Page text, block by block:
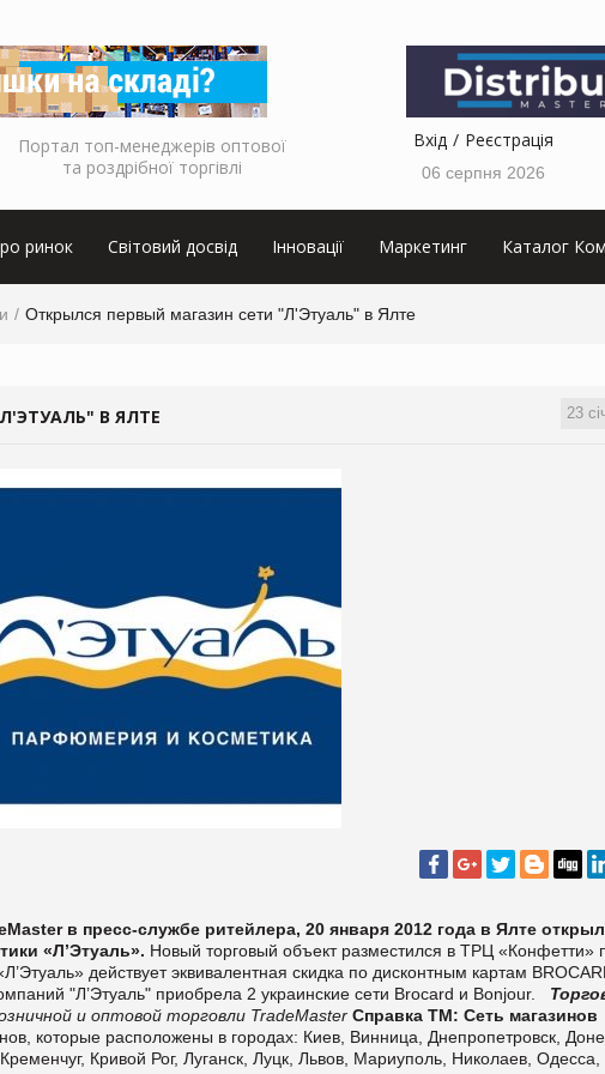
Портал топ-менеджерів оптової
та роздрібної торгівлі
Вхід Реєстрація
06 серпня 2026
ринок Світовий досвід Інновації Маркетинг Каталог
Открылся первый магазин сети "Л'Этуаль" в Ялте
23
В ЯЛТЕ
в пресс-службе ритейлера, 20 января 2012 года в Ялте
«Л’Этуаль». Новый торговый объект разместился в ТРЦ «Конфетти»
действует эквивалентная скидка по дисконтным картам
"Л’Этуаль" приобрела 2 украинские сети Brocard и Bonjour.
и оптовой торговли TradeMaster Справка ТМ: Сеть магазинов
которые расположены в городах: Киев, Винница, Днепропетровск,
Кривой Рог, Луганск, Луцк, Львов, Мариуполь, Николаев, Одесса,